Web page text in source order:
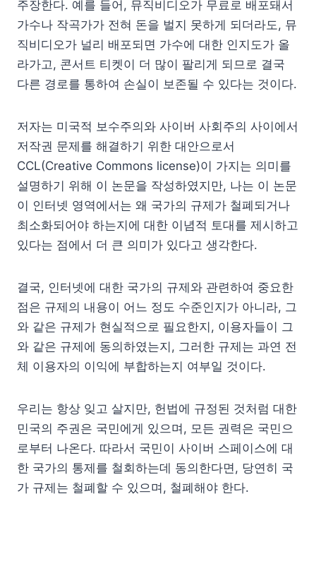
주장한다. 예를 들어, 뮤직비디오가 무료로 배포돼서
가수나 작곡가가 전혀 돈을 벌지 못하게 되더라도, 뮤
직비디오가 널리 배포되면 가수에 대한 인지도가 올
라가고, 콘서트 티켓이 더 많이 팔리게 되므로 결국
다른 경로를 통하여 손실이 보존될 수 있다는 것이다.
저자는 미국적 보수주의와 사이버 사회주의 사이에서
저작권 문제를 해결하기 위한 대안으로서
CCL(Creative Commons license)이 가지는 의미를
설명하기 위해 이 논문을 작성하였지만, 나는 이 논문
이 인터넷 영역에서는 왜 국가의 규제가 철폐되거나
최소화되어야 하는지에 대한 이념적 토대를 제시하고
있다는 점에서 더 큰 의미가 있다고 생각한다.
결국, 인터넷에 대한 국가의 규제와 관련하여 중요한
점은 규제의 내용이 어느 정도 수준인지가 아니라, 그
와 같은 규제가 현실적으로 필요한지, 이용자들이 그
와 같은 규제에 동의하였는지, 그러한 규제는 과연 전
체 이용자의 이익에 부합하는지 여부일 것이다.
우리는 항상 잊고 살지만, 헌법에 규정된 것처럼 대한
민국의 주권은 국민에게 있으며, 모든 권력은 국민으
로부터 나온다. 따라서 국민이 사이버 스페이스에 대
한 국가의 통제를 철회하는데 동의한다면, 당연히 국
가 규제는 철폐할 수 있으며, 철폐해야 한다.